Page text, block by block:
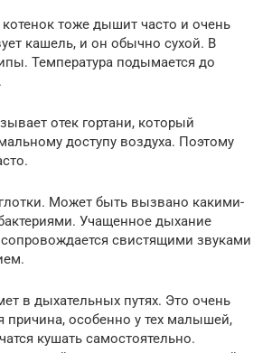
тоже дышит часто и очень
кашель, и он обычно сухой. В
Температура подымается до
отек гортани, который
доступу воздуха. Поэтому
Может быть вызвано какими-
Учащенное дыхание
свистящими звуками
в дыхательных путях. Это очень
причина, особенно у тех малышей,
кушать самостоятельно.